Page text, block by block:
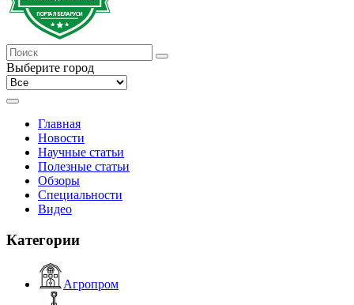
Выберите город
Главная
Новости
Научные статьи
Полезные статьи
Обзоры
Специальности
Видео
Категории
Агропром